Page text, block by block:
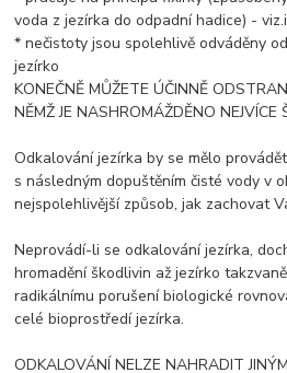
voda z jezírka do odpadní hadice) -
* nečistoty jsou spolehlivě odváděny
jezírko
KONEČNĚ MŮŽETE ÚČINNĚ
NĚMŽ JE NASHROMÁŽDĚNO NEJVÍCE
Odkalování jezírka by se mělo
s následným dopuštěním čisté vody v
nejspolehlivější způsob, jak zachovat
Neprovádí-li se odkalování jezírka,
hromadění škodlivin až jezírko
radikálnímu porušení biologické
celé bioprostředí jezírka.
ODKALOVÁNÍ NELZE NAHRADIT